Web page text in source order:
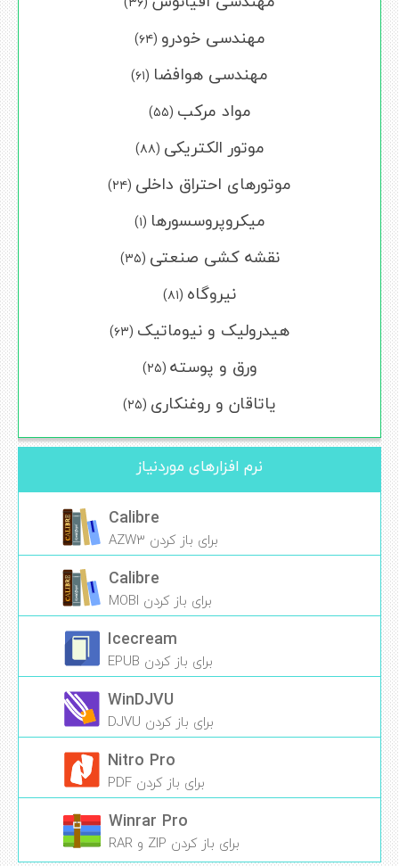
مهندسی خودرو (۶۴)
مهندسی هوافضا (۶۱)
مواد مرکب (۵۵)
موتور الکتریکی (۸۸)
موتورهای احتراق داخلی (۲۴)
میکروپروسسورها (۱)
نقشه کشی صنعتی (۳۵)
نیروگاه (۸۱)
هیدرولیک و نیوماتیک (۶۳)
ورق و پوسته (۲۵)
یاتاقان و روغنکاری (۲۵)
نرم افزارهای موردنیاز
Calibre
برای باز کردن AZW3
Calibre
برای باز کردن MOBI
Icecream
برای باز کردن EPUB
WinDJVU
برای باز کردن DJVU
Nitro Pro
برای باز کردن PDF
Winrar Pro
برای باز کردن ZIP و RAR